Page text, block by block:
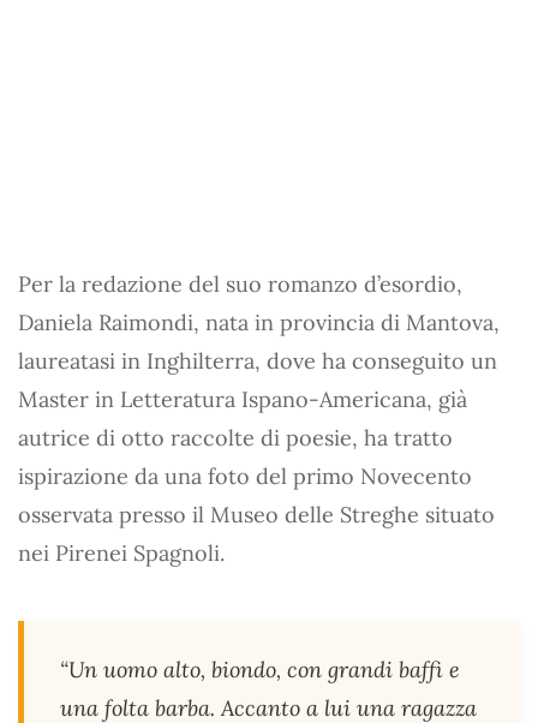
Per la redazione del suo romanzo d’esordio,
Daniela Raimondi, nata in provincia di Mantova,
laureatasi in Inghilterra, dove ha conseguito un
Master in Letteratura Ispano-Americana, già
autrice di otto raccolte di poesie, ha tratto
ispirazione da una foto del primo Novecento
osservata presso il Museo delle Streghe situato
nei Pirenei Spagnoli.
“Un uomo alto, biondo, con grandi baffi e
una folta barba. Accanto a lui una ragazza